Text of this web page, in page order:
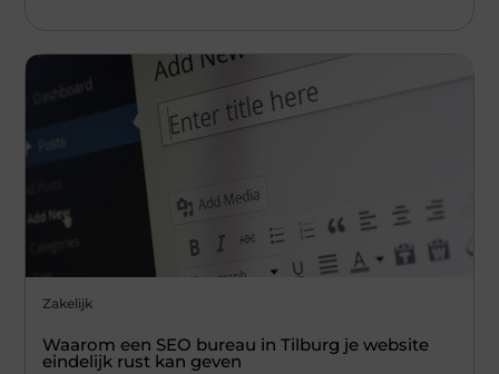
Zakelijk
Waarom een SEO bureau in Tilburg je website
eindelijk rust kan geven